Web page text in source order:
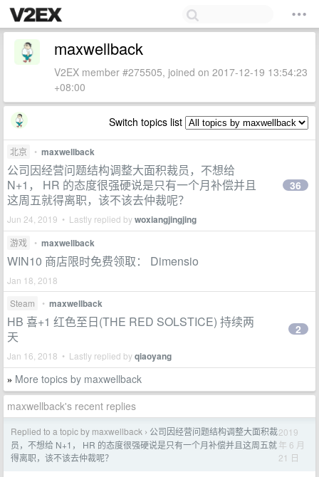
maxwellback
V2EX member #275505, joined on 2017-12-19 13:54:23
+08:00
Switch topics list
北京 • maxwellback
公司因经营问题结构调整大面积裁员，不想给
N+1， HR 的态度很强硬说是只有一个月补偿并且
这周五就得离职，该不该去仲裁呢？
Jun 24, 2019 • Lastly replied bywoxiangjingjing
36
游戏 • maxwellback
WIN10 商店限时免费领取： Dimensio
Jan 18, 2018
Steam
• maxwellback
HB 喜+1 红色至日(THE RED SOLSTICE) 持续两
天
Jan 16, 2018 • Lastly replied byqiaoyang
2
» More topics by maxwellback
maxwellback's recent replies
Replied to a topic by maxwellback › 公司因经营问题结构调整大面积裁
员，不想给 N+1， HR 的态度很强硬说是只有一个月补偿并且这周五就
得离职，该不该去仲裁呢？
2019
年 6 月
21 日